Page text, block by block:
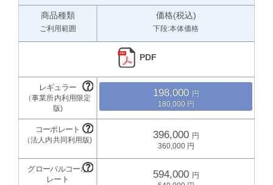
商品種類
ご利用範囲
価格(税込)
下段:本体価格
PDF
198,000
180,000
396,000
360,000
594,000